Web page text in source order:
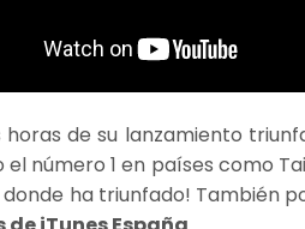
de su lanzamiento
el número 1 en países como
donde ha triunfado! También